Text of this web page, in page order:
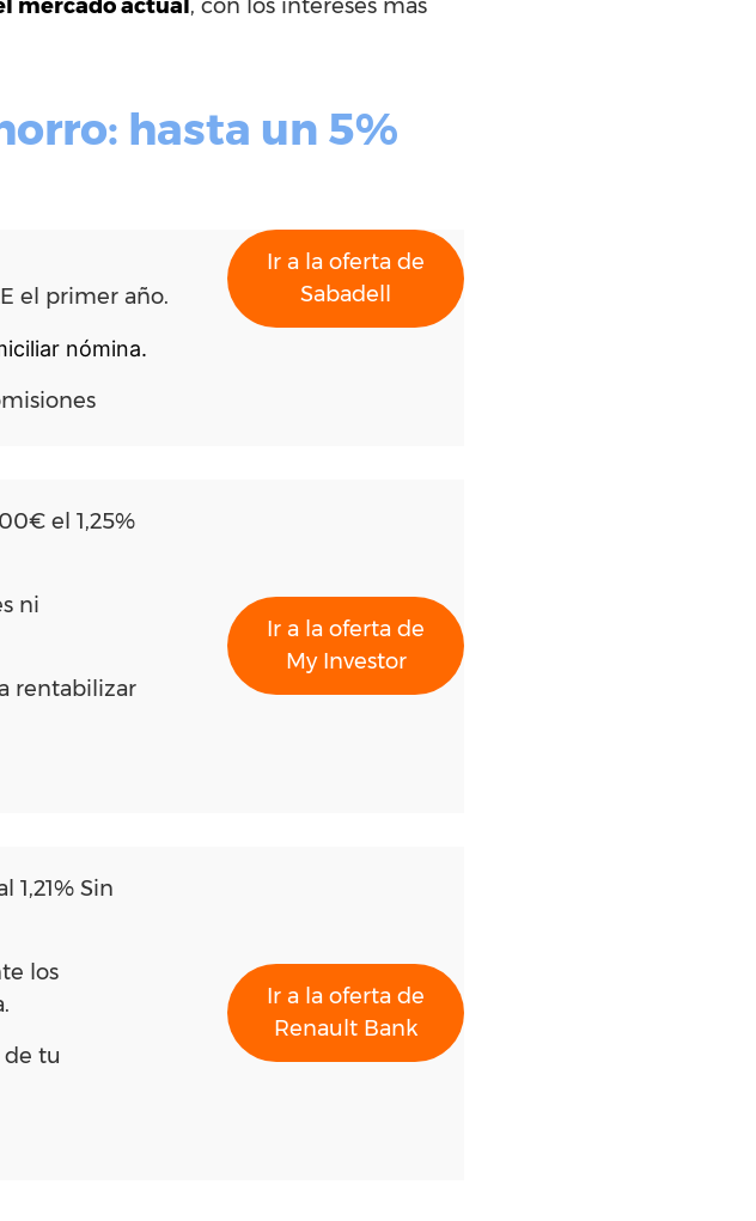
mercado actual , con los intereses más
hasta un 5%
el primer año.
nómina.
Ir a la oferta de
Sabadell
el 1,25%
ni
rentabilizar
Ir a la oferta de
My Investor
1,21% Sin
los
de tu
Ir a la oferta de
Renault Bank